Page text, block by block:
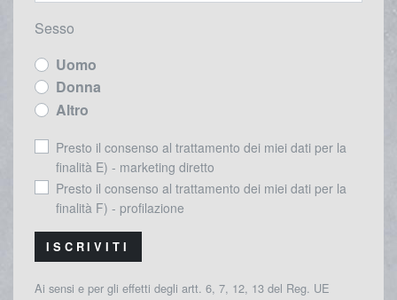
Sesso
Uomo
Donna
Altro
Presto il consenso al trattamento dei miei dati per la
finalità E) - marketing diretto
Presto il consenso al trattamento dei miei dati per la
finalità F) - profilazione
ISCRIVITI
Ai sensi e per gli effetti degli artt. 6, 7, 12, 13 del Reg. UE